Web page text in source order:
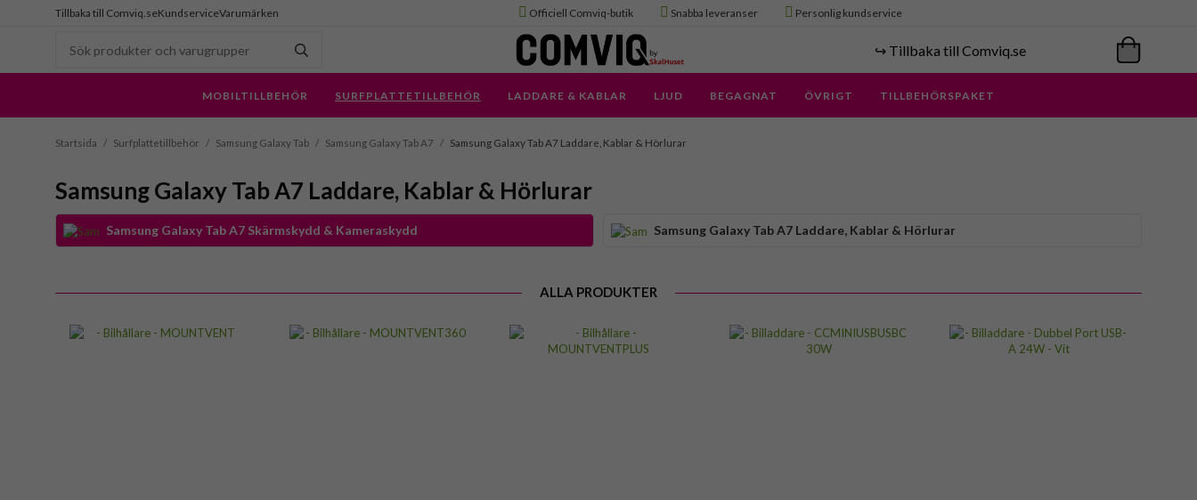
Tillbaka till Comviq.seKundserviceVarumärken Officiell Comviq-butik Snabba leveranser Personlig kundservice
↪️ Tillbaka till Comviq.se
MOBILTILLBEHÖR SURFPLATTETILLBEHÖR LADDARE & KABLAR LJUD BEGAGNAT ÖVRIGT TILLBEHÖRSPAKET
Startsida / Surfplattetillbehör / Samsung Galaxy Tab / Samsung Galaxy Tab A7 / Samsung Galaxy Tab A7 Laddare, Kablar & Hörlurar
Samsung Galaxy Tab A7 Laddare, Kablar & Hörlurar
Samsung Galaxy Tab A7 Skärmskydd & Kameraskydd Samsung Galaxy Tab A7 Laddare, Kablar & Hörlurar
ALLA PRODUKTER